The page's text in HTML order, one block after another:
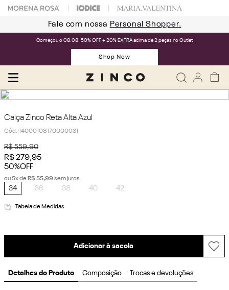
Fale com nossa Personal Shopper.
Começou o 08.08: 50% OFF + 20% EXTRA acima de 2 peças no Outlet
Shop Now
Calça Zinco Reta Alta Azul
Cód.:14000108170000031
R$ 559,90
R$279,95
50%OFF
ou5x de R$ 55,99sem juros
34 36 38 40 42
Tabela de Medidas
Adicionar à sacola
Detalhes do Produto Composição Trocas e devoluções